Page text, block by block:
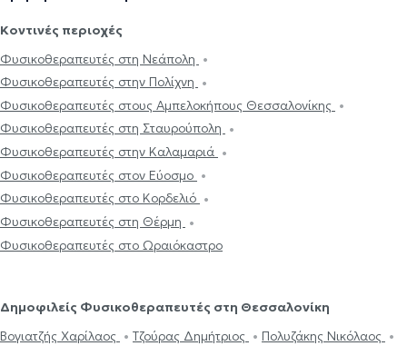
Κοντινές περιοχές
Φυσικοθεραπευτές στη Νεάπολη
Φυσικοθεραπευτές στην Πολίχνη
Φυσικοθεραπευτές στους Αμπελοκήπους Θεσσαλονίκης
Φυσικοθεραπευτές στη Σταυρούπολη
Φυσικοθεραπευτές στην Καλαμαριά
Φυσικοθεραπευτές στον Εύοσμο
Φυσικοθεραπευτές στο Κορδελιό
Φυσικοθεραπευτές στη Θέρμη
Φυσικοθεραπευτές στο Ωραιόκαστρο
Δημοφιλείς Φυσικοθεραπευτές στη Θεσσαλονίκη
Βογιατζής Χαρίλαος
Τζούρας Δημήτριος
Πολυζάκης Νικόλαος